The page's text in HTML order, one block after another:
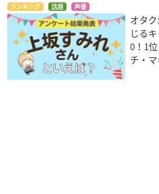
ランキング 話題 声優
オタ
じる
0！1
チ・マ